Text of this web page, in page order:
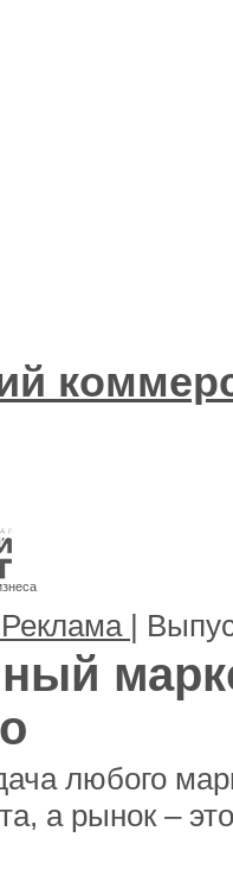
|
любого
а рынок –